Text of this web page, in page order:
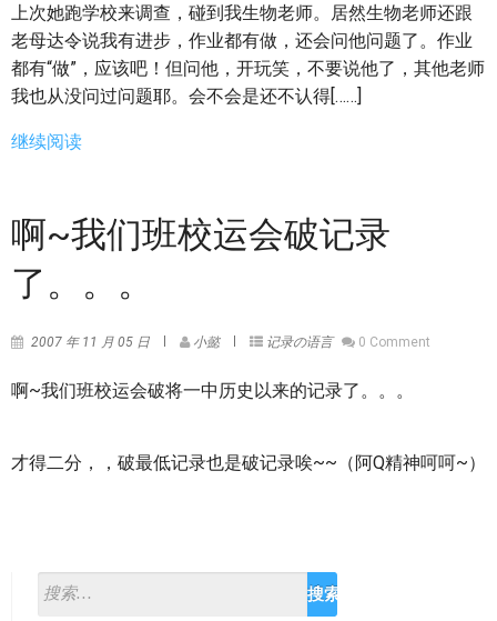
上次她跑学校来调查，碰到我生物老师。居然生物老师还跟
老母达令说我有进步，作业都有做，还会问他问题了。作业
都有“做”，应该吧！但问他，开玩笑，不要说他了，其他老师
我也从没问过问题耶。会不会是还不认得[……]
继续阅读
啊~我们班校运会破记录
了。。。
2007 年 11 月 05 日 小懿 记录の语言 0 Comment
啊~我们班校运会破将一中历史以来的记录了。。。
才得二分，，破最低记录也是破记录唉~~（阿Q精神呵呵~）